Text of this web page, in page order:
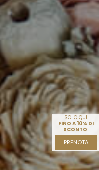
SOLO QUI
FINO A 10% DI
SCONTO!
PRENOTA